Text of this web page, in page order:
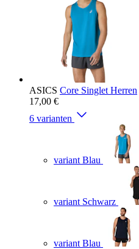
ASICS Core Singlet Herren
17,00 €
6 varianten
variant Blau
variant Schwarz
variant Blau